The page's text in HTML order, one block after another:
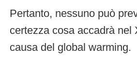
Pertanto, nessuno può
certezza cosa accadrà nel
causa del global warming.